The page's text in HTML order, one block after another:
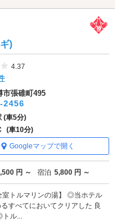
)
5つ星のうち4
4.37
市張碓町495
2456
(車5分)
(車10分)
Googleマップで開く
円 ～ 宿泊 5,800 円 ～
室トルマリンの湯】 ◎当ホテル
すべてにおいてクリアした 良
ル...